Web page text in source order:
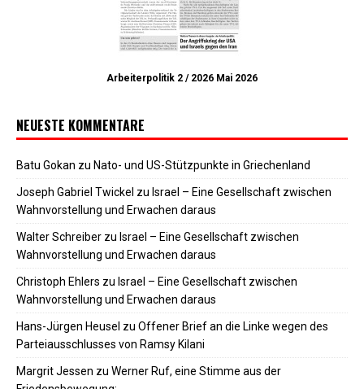
Arbeiterpolitik 2 / 2026 Mai 2026
NEUESTE KOMMENTARE
Batu Gokan zu Nato- und US-Stützpunkte in Griechenland
Joseph Gabriel Twickel zu Israel – Eine Gesellschaft zwischen
Wahnvorstellung und Erwachen daraus
Walter Schreiber zu Israel – Eine Gesellschaft zwischen
Wahnvorstellung und Erwachen daraus
Christoph Ehlers zu Israel – Eine Gesellschaft zwischen
Wahnvorstellung und Erwachen daraus
Hans-Jürgen Heusel zu Offener Brief an die Linke wegen des
Parteiausschlusses von Ramsy Kilani
Margrit Jessen zu Werner Ruf, eine Stimme aus der